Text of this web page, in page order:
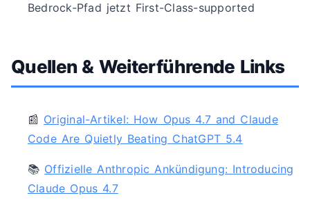
Bedrock-Pfad jetzt First-Class-supported
Quellen & Weiterführende Links
📰 Original-Artikel: How Opus 4.7 and Claude
Code Are Quietly Beating ChatGPT 5.4
📚 Offizielle Anthropic Ankündigung: Introducing
Claude Opus 4.7